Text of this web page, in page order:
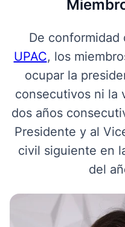
De conformidad
UPAC, los
ocupar la
consecutivos ni la
dos años
Presidente y al
civil siguiente en
del